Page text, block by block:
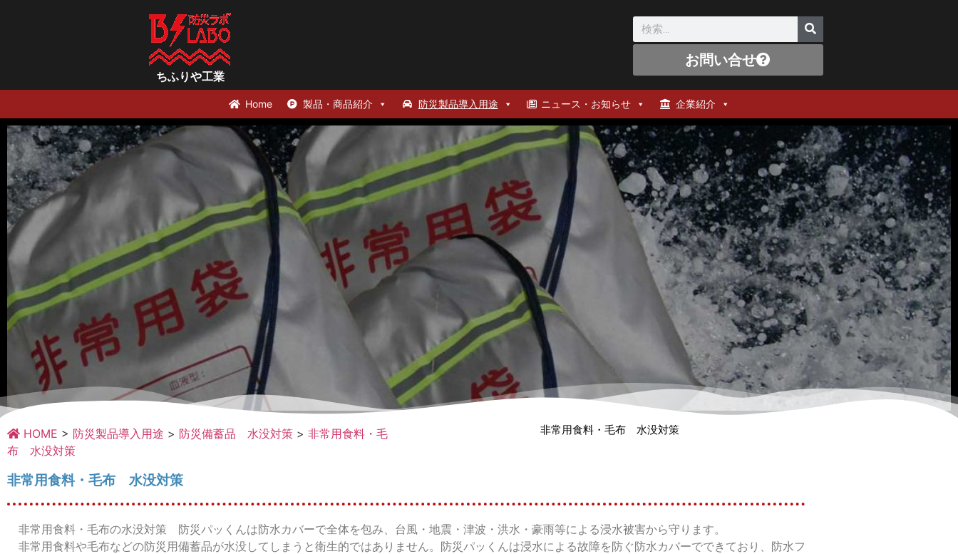
ちふりや工業
お問い合せ
Home 製品・商品紹介 防災製品導入用途 ニュース・お知らせ 企業紹介
没対策
害による水没から守ります。
HOME > 防災製品導入用途 > 防災備蓄品 水没対策 > 非常用食料・毛
布 水没対策
非常用食料・毛布 水没対策
非常用食料・毛布 水没対策
非常用食料・毛布の水没対策 防災パッくんは防水カバーで全体を包み、台風・地震・津波・洪水・豪雨等による浸水被害から守ります。
非常用食料や毛布などの防災用備蓄品が水没してしまうと衛生的ではありません。防災パッくんは浸水による故障を防ぐ防水カバーでできており、防水フ